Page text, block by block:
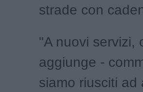
strade con
"A nuovi servizi,
aggiunge -
siamo riusciti ad